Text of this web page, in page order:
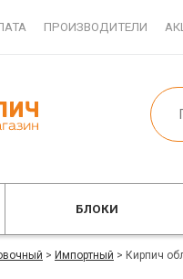
ПРОИЗВОДИТЕЛИ
БЛОКИ
> Импортный > Кирпич